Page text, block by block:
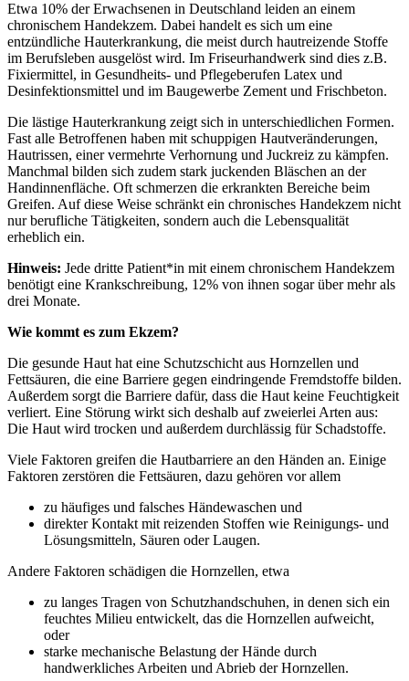
Etwa 10% der Erwachsenen in Deutschland leiden an einem
chronischem Handekzem. Dabei handelt es sich um eine
entzündliche Hauterkrankung, die meist durch hautreizende Stoffe
im Berufsleben ausgelöst wird. Im Friseurhandwerk sind dies z.B.
Fixiermittel, in Gesundheits- und Pflegeberufen Latex und
Desinfektionsmittel und im Baugewerbe Zement und Frischbeton.
Die lästige Hauterkrankung zeigt sich in unterschiedlichen Formen.
Fast alle Betroffenen haben mit schuppigen Hautveränderungen,
Hautrissen, einer vermehrte Verhornung und Juckreiz zu kämpfen.
Manchmal bilden sich zudem stark juckenden Bläschen an der
Handinnenfläche. Oft schmerzen die erkrankten Bereiche beim
Greifen. Auf diese Weise schränkt ein chronisches Handekzem nicht
nur berufliche Tätigkeiten, sondern auch die Lebensqualität
erheblich ein.
Hinweis: Jede dritte Patient*in mit einem chronischem Handekzem
benötigt eine Krankschreibung, 12% von ihnen sogar über mehr als
drei Monate.
Wie kommt es zum Ekzem?
Die gesunde Haut hat eine Schutzschicht aus Hornzellen und
Fettsäuren, die eine Barriere gegen eindringende Fremdstoffe bilden.
Außerdem sorgt die Barriere dafür, dass die Haut keine Feuchtigkeit
verliert. Eine Störung wirkt sich deshalb auf zweierlei Arten aus:
Die Haut wird trocken und außerdem durchlässig für Schadstoffe.
Viele Faktoren greifen die Hautbarriere an den Händen an. Einige
Faktoren zerstören die Fettsäuren, dazu gehören vor allem
zu häufiges und falsches Händewaschen und
direkter Kontakt mit reizenden Stoffen wie Reinigungs- und
Lösungsmitteln, Säuren oder Laugen.
Andere Faktoren schädigen die Hornzellen, etwa
zu langes Tragen von Schutzhandschuhen, in denen sich ein
feuchtes Milieu entwickelt, das die Hornzellen aufweicht,
oder
starke mechanische Belastung der Hände durch
handwerkliches Arbeiten und Abrieb der Hornzellen.